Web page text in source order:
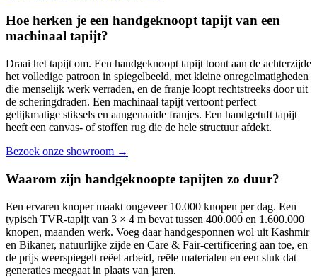
Hoe herken je een handgeknoopt tapijt van een
machinaal tapijt?
Draai het tapijt om. Een handgeknoopt tapijt toont aan de achterzijde
het volledige patroon in spiegelbeeld, met kleine onregelmatigheden
die menselijk werk verraden, en de franje loopt rechtstreeks door uit
de scheringdraden. Een machinaal tapijt vertoont perfect
gelijkmatige stiksels en aangenaaide franjes. Een handgetuft tapijt
heeft een canvas- of stoffen rug die de hele structuur afdekt.
Bezoek onze showroom →
Waarom zijn handgeknoopte tapijten zo duur?
Een ervaren knoper maakt ongeveer 10.000 knopen per dag. Een
typisch TVR-tapijt van 3 × 4 m bevat tussen 400.000 en 1.600.000
knopen, maanden werk. Voeg daar handgesponnen wol uit Kashmir
en Bikaner, natuurlijke zijde en Care & Fair-certificering aan toe, en
de prijs weerspiegelt reëel arbeid, reële materialen en een stuk dat
generaties meegaat in plaats van jaren.